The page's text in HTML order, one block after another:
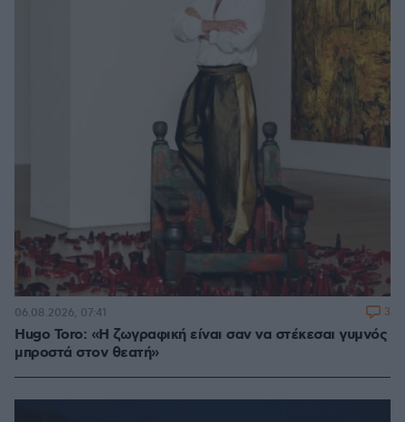
Hugo Toro: «Η ζωγραφική είναι σαν να στέκεσαι γυμνός
μπροστά στον θεατή»
06.08.2026, 07:41 3